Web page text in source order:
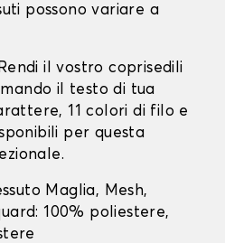
possono variare a
il vostro coprisedili
il testo di tua
11 colori di filo e
per questa
Maglia, Mesh,
100% poliestere,